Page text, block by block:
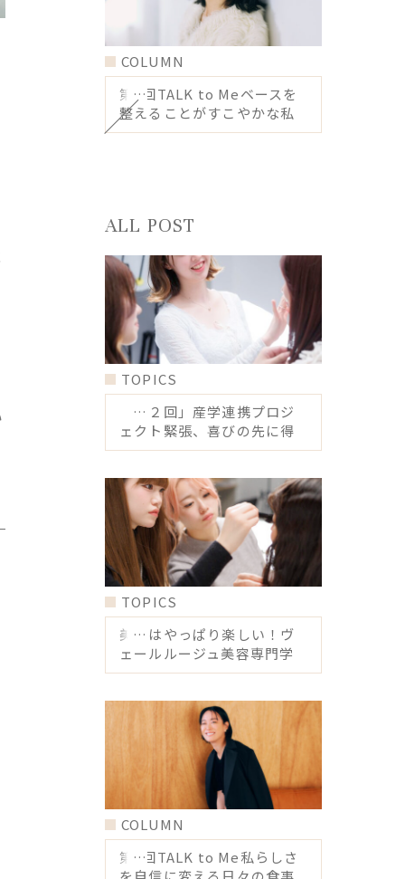
COLUMN
第4回TALK to Meベースを
整えることがすこやかな私
への近道
ALL POST
TOPICS
「第２回」産学連携プロジ
ェクト緊張、喜びの先に得
る未来のチカラ
TOPICS
美容はやっぱり楽しい！ヴ
ェールルージュ美容専門学
校 産学連携プロジェクト
COLUMN
第6回TALK to Me私らしさ